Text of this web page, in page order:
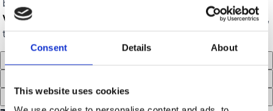
Consent Details About
This website uses cookies
brug i friluftsmiljø.
Velegnet i al slags vejr:
Vejrbestandigt design til camping,
ture og terrassen.
Recensioner (3)